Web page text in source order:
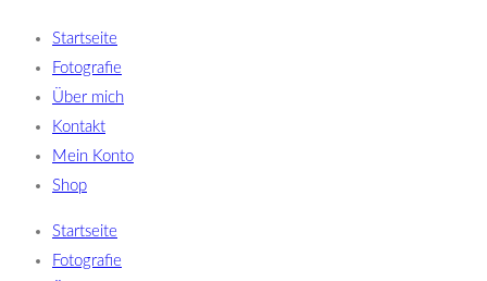
Startseite
Fotografie
Über mich
Kontakt
Mein Konto
Shop
Startseite
Fotografie